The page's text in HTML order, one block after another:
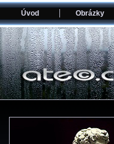
Úvod Obrázky